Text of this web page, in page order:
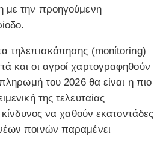
με την προηγούμενη
τηλεπισκόπησης (monίtoring)
και οι αγροί χαρτογραφηθούν
του 2026 θα είναι η πιο
της τελευταίας
να χαθούν εκατοντάδες
ποινών παραμένει